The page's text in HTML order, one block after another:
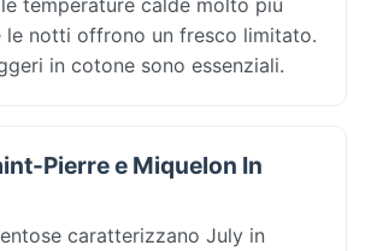
le notti offrono un fresco limitato.
in cotone sono essenziali.
Pierre e Miquelon In
caratterizzano July in